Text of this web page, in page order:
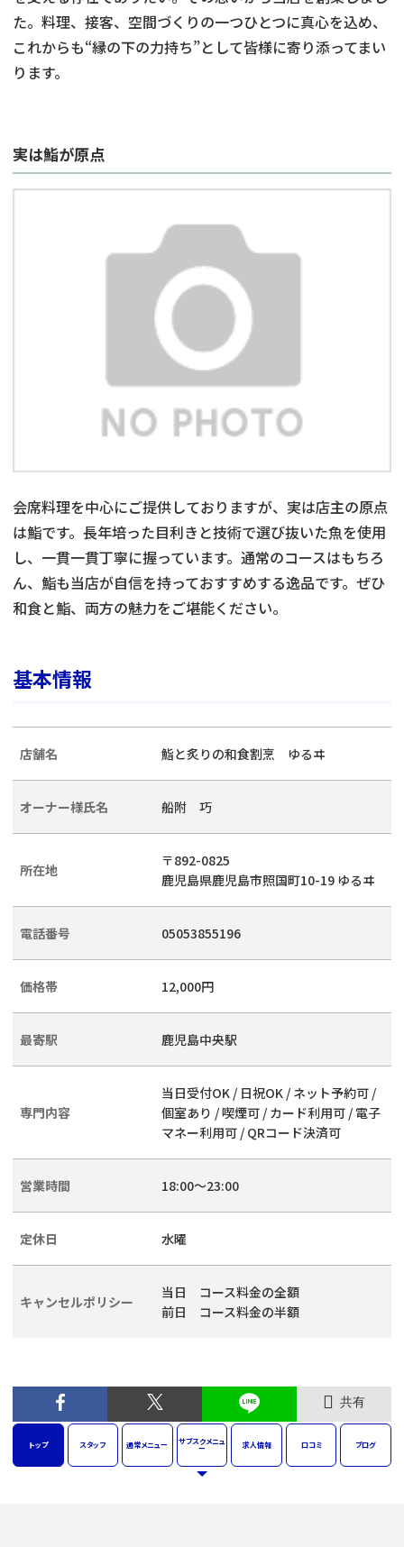
た。料理、接客、空間づくりの一つひとつに真心を込め、
これからも“縁の下の力持ち”として皆様に寄り添ってまい
ります。
実は鮨が原点
会席料理を中心にご提供しておりますが、実は店主の原点
は鮨です。長年培った目利きと技術で選び抜いた魚を使用
し、一貫一貫丁寧に握っています。通常のコースはもちろ
ん、鮨も当店が自信を持っておすすめする逸品です。ぜひ
和食と鮨、両方の魅力をご堪能ください。
基本情報
店舗名 鮨と炙りの和食割烹 ゆるヰ
オーナー様氏名 船附 巧
所在地
〒892-0825
鹿児島県鹿児島市照国町10-19 ゆるヰ
電話番号 05053855196
価格帯 12,000円
最寄駅 鹿児島中央駅
専門内容
当日受付OK / 日祝OK / ネット予約可 /
個室あり / 喫煙可 / カード利用可 / 電子
マネー利用可 / QRコード決済可
営業時間 18:00〜23:00
定休日 水曜
キャンセルポリシー
当日 コース料金の全額
前日 コース料金の半額
共有
トップ スタッフ 通常メニュー サブスクメニュ
ー 求人情報 口コミ ブログ